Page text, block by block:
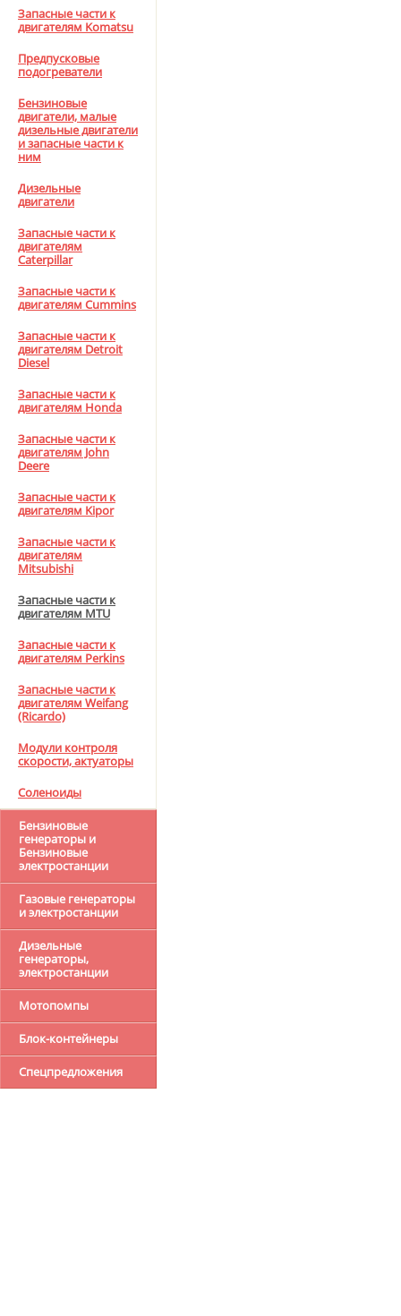
Запасные части к
двигателям Komatsu
Предпусковые
подогреватели
Бензиновые
двигатели, малые
дизельные двигатели
и запасные части к
ним
Дизельные
двигатели
Запасные части к
двигателям
Caterpillar
Запасные части к
двигателям Cummins
Запасные части к
двигателям Detroit
Diesel
Запасные части к
двигателям Honda
Запасные части к
двигателям John
Deere
Запасные части к
двигателям Kipor
Запасные части к
двигателям
Mitsubishi
Запасные части к
двигателям MTU
Запасные части к
двигателям Perkins
Запасные части к
двигателям Weifang
(Ricardo)
Модули контроля
скорости, актуаторы
Соленоиды
Бензиновые
генераторы и
Бензиновые
электростанции
Газовые генераторы
и электростанции
Дизельные
генераторы,
электростанции
Мотопомпы
Блок-контейнеры
Спецпредложения